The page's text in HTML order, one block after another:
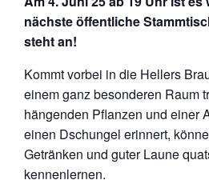
nächste öffentliche
steht an!
Kommt vorbei in die Hellers
einem ganz besonderen Raum
hängenden Pflanzen und einer
einen Dschungel erinnert,
Getränken und guter Laune
kennenlernen.